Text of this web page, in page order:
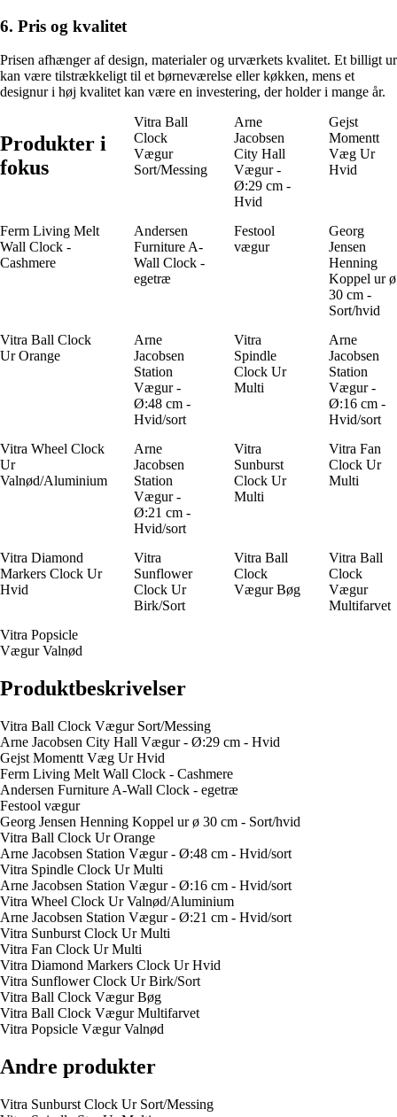
6. Pris og kvalitet
Prisen afhænger af design, materialer og urværkets kvalitet. Et billigt ur
kan være tilstrækkeligt til et børneværelse eller køkken, mens et
designur i høj kvalitet kan være en investering, der holder i mange år.
Produkter i
fokus
Vitra Ball
Clock
Vægur
Sort/Messing
Arne
Jacobsen
City Hall
Vægur -
Ø:29 cm -
Hvid
Gejst
Momentt
Væg Ur
Hvid
Ferm Living Melt
Wall Clock -
Cashmere
Andersen
Furniture A-
Wall Clock -
egetræ
Festool
vægur
Georg
Jensen
Henning
Koppel ur ø
30 cm -
Sort/hvid
Vitra Ball Clock
Ur Orange
Arne
Jacobsen
Station
Vægur -
Ø:48 cm -
Hvid/sort
Vitra
Spindle
Clock Ur
Multi
Arne
Jacobsen
Station
Vægur -
Ø:16 cm -
Hvid/sort
Vitra Wheel Clock
Ur
Valnød/Aluminium
Arne
Jacobsen
Station
Vægur -
Ø:21 cm -
Hvid/sort
Vitra
Sunburst
Clock Ur
Multi
Vitra Fan
Clock Ur
Multi
Vitra Diamond
Markers Clock Ur
Hvid
Vitra
Sunflower
Clock Ur
Birk/Sort
Vitra Ball
Clock
Vægur Bøg
Vitra Ball
Clock
Vægur
Multifarvet
Vitra Popsicle
Vægur Valnød
Produktbeskrivelser
Vitra Ball Clock Vægur Sort/Messing
Arne Jacobsen City Hall Vægur - Ø:29 cm - Hvid
Gejst Momentt Væg Ur Hvid
Ferm Living Melt Wall Clock - Cashmere
Andersen Furniture A-Wall Clock - egetræ
Festool vægur
Georg Jensen Henning Koppel ur ø 30 cm - Sort/hvid
Vitra Ball Clock Ur Orange
Arne Jacobsen Station Vægur - Ø:48 cm - Hvid/sort
Vitra Spindle Clock Ur Multi
Arne Jacobsen Station Vægur - Ø:16 cm - Hvid/sort
Vitra Wheel Clock Ur Valnød/Aluminium
Arne Jacobsen Station Vægur - Ø:21 cm - Hvid/sort
Vitra Sunburst Clock Ur Multi
Vitra Fan Clock Ur Multi
Vitra Diamond Markers Clock Ur Hvid
Vitra Sunflower Clock Ur Birk/Sort
Vitra Ball Clock Vægur Bøg
Vitra Ball Clock Vægur Multifarvet
Vitra Popsicle Vægur Valnød
Andre produkter
Vitra Sunburst Clock Ur Sort/Messing